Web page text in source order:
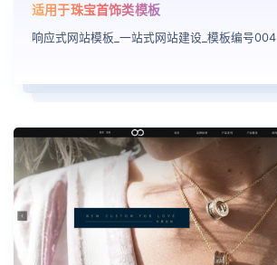
适用于珠宝首饰类模板
响应式网站模板_一站式网站建设_模板编号004